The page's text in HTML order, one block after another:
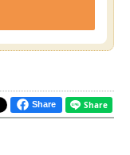
Share